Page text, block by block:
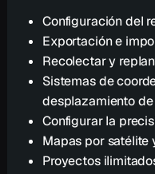
Configuración del
Exportación e
Recolectar y
Sistemas de
desplazamiento
Configurar la
Mapas por satélite
Proyectos